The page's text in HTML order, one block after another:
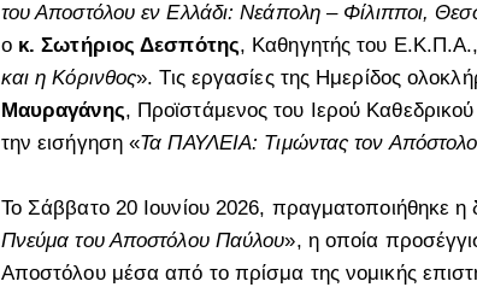
του Αποστόλου εν Ελλάδι: Νεάπολη – Φίλιπποι,
ο κ. Σωτήριος Δεσπότης, Καθηγητής του
και η Κόρινθος». Τις εργασίες της Ημερίδος
Μαυραγάνης, Προϊστάμενος του Ιερού
την εισήγηση «Τα ΠΑΥΛΕΙΑ: Τιμώντας τον
Το Σάββατο 20 Ιουνίου 2026, πραγματοποιήθηκε
Πνεύμα του Αποστόλου Παύλου», η οποία
Αποστόλου μέσα από το πρίσμα της νομικής